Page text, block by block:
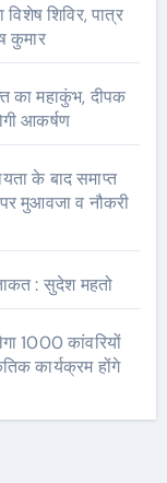
शिविर, पात्र
कुमार
का महाकुंभ, दीपक
आकर्षण
के बाद समाप्त
पर मुआवजा व नौकरी
: सुदेश महतो
1000 कांवरियों
कार्यक्रम होंगे